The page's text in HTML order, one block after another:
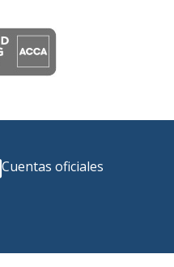
Cuentas oficiales